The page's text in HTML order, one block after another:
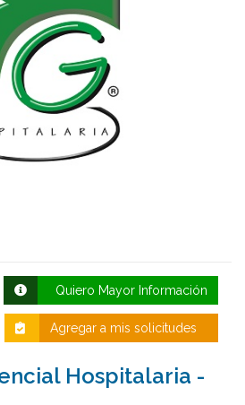
información de otros Productos /
similares al solicitado
este formulario aceptas nuestra
de tratamiento datos personales.
Quiero Mayor Información
Agregar a mis solicitudes
Hospitalaria -